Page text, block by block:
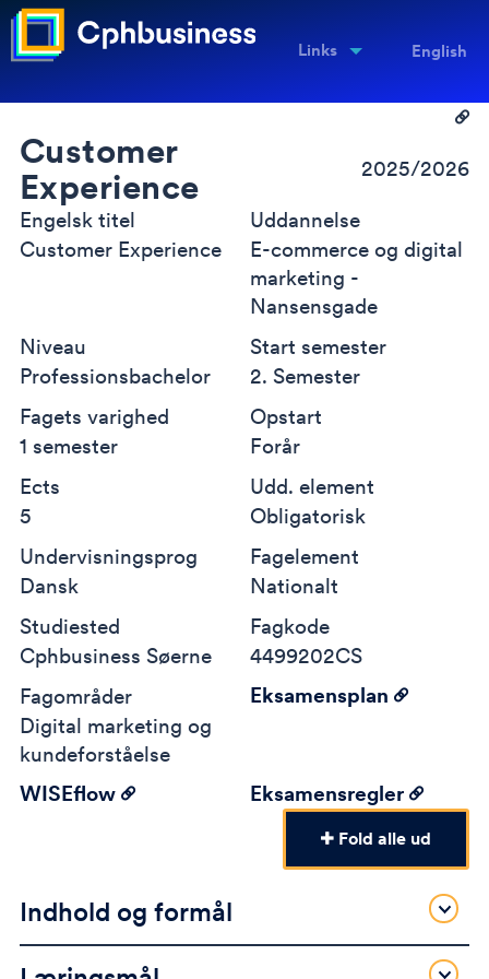
Links English
Customer
Experience
2025/2026
Engelsk titel
Customer Experience
Uddannelse
E-commerce og digital
marketing -
Nansensgade
Niveau
Professionsbachelor
Start semester
2. Semester
Fagets varighed
1 semester
Opstart
Forår
Ects
5
Udd. element
Obligatorisk
Undervisningsprog
Dansk
Fagelement
Nationalt
Studiested
Cphbusiness Søerne
Fagkode
4499202CS
Fagområder
Digital marketing og
kundeforståelse
Eksamensplan
WISEflow Eksamensregler
Fold alle ud
Indhold og formål